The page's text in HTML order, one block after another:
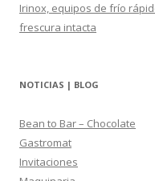
Irinox, equipos de frío
frescura intacta
NOTICIAS | BLOG
Bean to Bar – Chocolate
Gastromat
Invitaciones